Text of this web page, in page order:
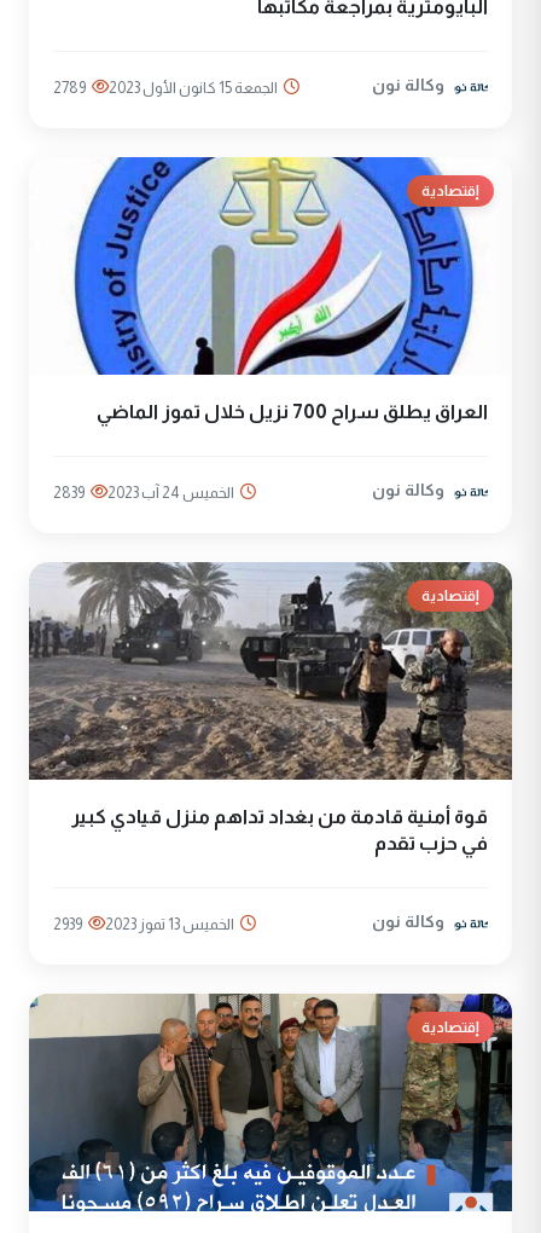
البايومترية بمراجعة مكاتبها
وكالة نون الجمعة 15 كانون الأول 2023 2789
إقتصادية
العراق يطلق سراح 700 نزيل خلال تموز الماضي
وكالة نون الخميس 24 آب 2023 2839
إقتصادية
قوة أمنية قادمة من بغداد تداهم منزل قيادي كبير
في حزب تقدم
وكالة نون الخميس 13 تموز 2023 2939
إقتصادية